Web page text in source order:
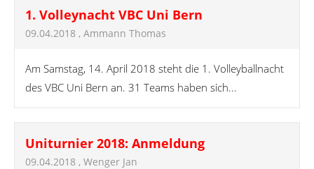
1. Volleynacht VBC Uni Bern
09.04.2018 , Ammann Thomas
Am Samstag, 14. April 2018 steht die 1. Volleyballnacht
des VBC Uni Bern an. 31 Teams haben sich...
Uniturnier 2018: Anmeldung
09.04.2018 , Wenger Jan